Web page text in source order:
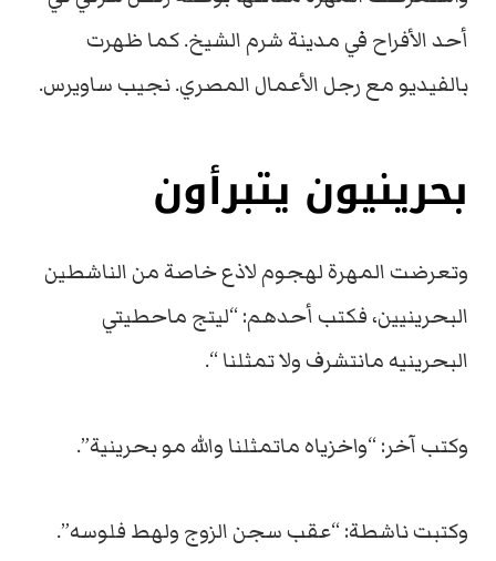
أحد الأفراح في مدينة شرم الشيخ. كما ظهرت
بالفيديو مع رجل الأعمال المصري. نجيب ساويرس.
بحرينيون يتبرأون
وتعرضت المهرة لهجوم لاذع خاصة من الناشطين
البحرينيين، فكتب أحدهم: “ليتج ماحطيتي
البحرينيه مانتشرف ولا تمثلنا “.
وكتب آخر: “واخزياه ماتمثلنا والله مو بحرينية”.
وكتبت ناشطة: “عقب سجن الزوج ولهط فلوسه”.